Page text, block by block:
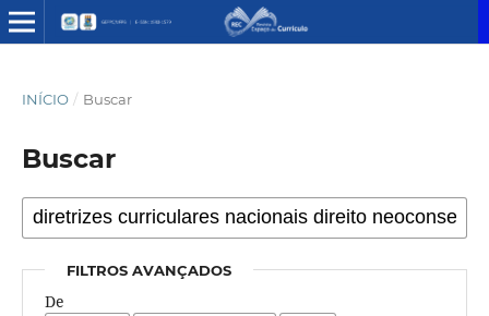
INÍCIO / Buscar
Buscar
FILTROS AVANÇADOS
De